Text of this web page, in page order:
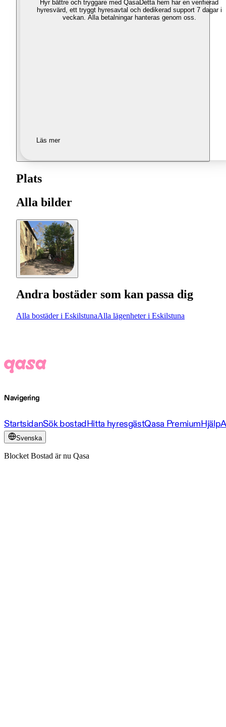
Hyr bättre och tryggare med QasaDetta hem har en verifierad
hyresvärd, ett tryggt hyresavtal och dedikerad support 7 dagar i
veckan. Alla betalningar hanteras genom oss.
Läs mer
Plats
Alla bilder
Andra bostäder som kan passa dig
Alla bostäder i EskilstunaAlla lägenheter i Eskilstuna
Navigering
StartsidanSök bostadHitta hyresgästQasa PremiumHjälp
Svenska
Blocket Bostad är nu Qasa